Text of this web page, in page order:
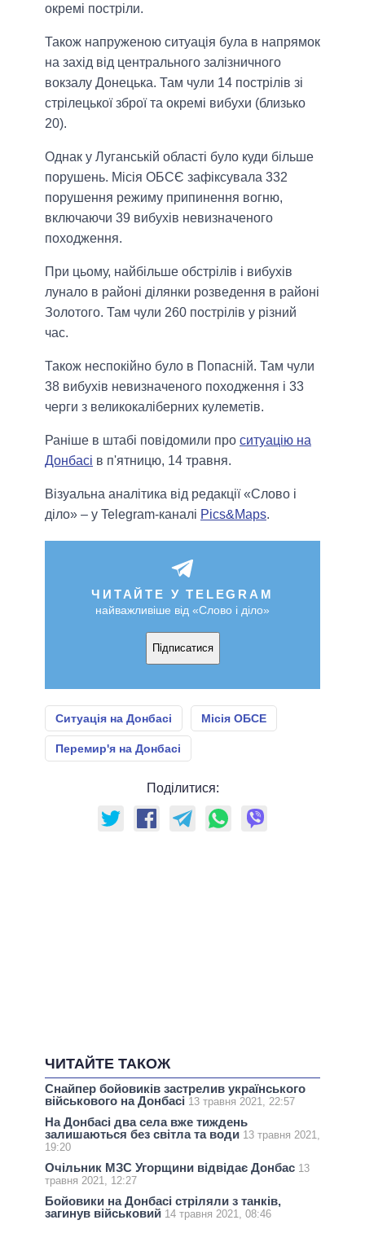
окремі постріли.
Також напруженою ситуація була в напрямок
на захід від центрального залізничного
вокзалу Донецька. Там чули 14 пострілів зі
стрілецької зброї та окремі вибухи (близько
20).
Однак у Луганській області було куди більше
порушень. Місія ОБСЄ зафіксувала 332
порушення режиму припинення вогню,
включаючи 39 вибухів невизначеного
походження.
При цьому, найбільше обстрілів і вибухів
лунало в районі ділянки розведення в районі
Золотого. Там чули 260 пострілів у різний
час.
Також неспокійно було в Попасній. Там чули
38 вибухів невизначеного походження і 33
черги з великокаліберних кулеметів.
Раніше в штабі повідомили про ситуацію на
Донбасі в п'ятницю, 14 травня.
Візуальна аналітика від редакції «Слово і
діло» – у Telegram-каналі Pics&Maps.
ЧИТАЙТЕ У TELEGRAM
найважливіше від «Слово і діло»
Підписатися
Ситуація на Донбасі Місія ОБСЕ
Перемир'я на Донбасі
Поділитися:
ЧИТАЙТЕ ТАКОЖ
Снайпер бойовиків застрелив українського
військового на Донбасі 13 травня 2021, 22:57
На Донбасі два села вже тиждень
залишаються без світла та води 13 травня 2021,
19:20
Очільник МЗС Угорщини відвідає Донбас 13
травня 2021, 12:27
Бойовики на Донбасі стріляли з танків,
загинув військовий 14 травня 2021, 08:46